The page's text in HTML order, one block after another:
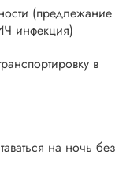
(предлежание
инфекция)
в
на ночь без